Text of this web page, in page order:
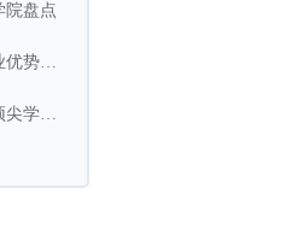
院盘点
伯明翰城市大学艺术专业优势与艺术相关专业推荐
全球游戏设计专业留学顶尖学院盘点